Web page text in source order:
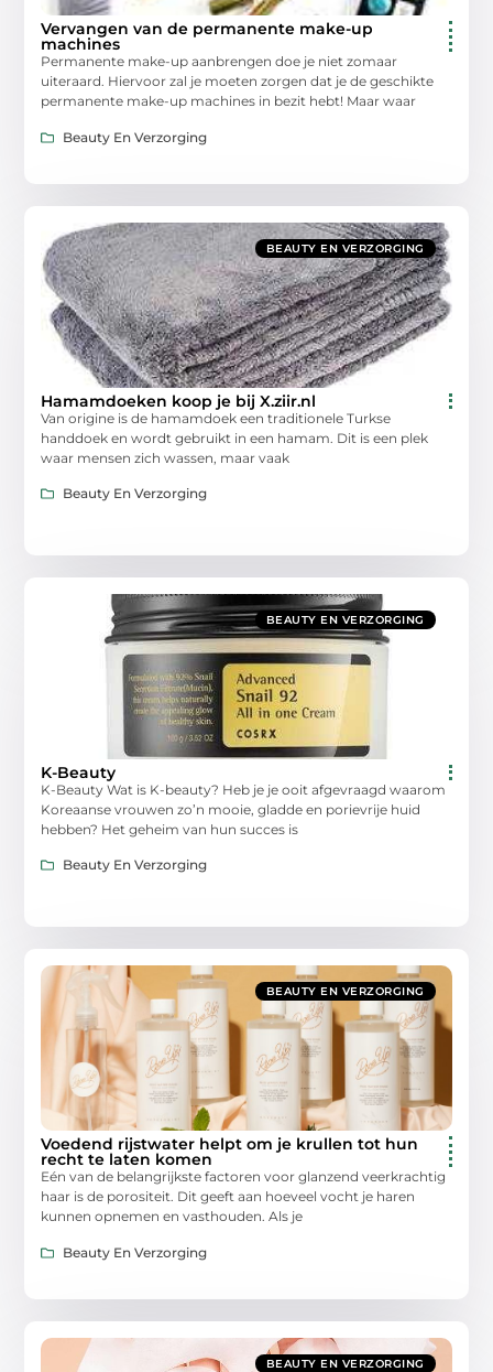
Vervangen van de permanente make-up
machines
Permanente make-up aanbrengen doe je niet zomaar
uiteraard. Hiervoor zal je moeten zorgen dat je de geschikte
permanente make-up machines in bezit hebt! Maar waar
Beauty En Verzorging
BEAUTY EN VERZORGING
Hamamdoeken koop je bij X.ziir.nl
Van origine is de hamamdoek een traditionele Turkse
handdoek en wordt gebruikt in een hamam. Dit is een plek
waar mensen zich wassen, maar vaak
Beauty En Verzorging
BEAUTY EN VERZORGING
K-Beauty
K-Beauty Wat is K-beauty? Heb je je ooit afgevraagd waarom
Koreaanse vrouwen zo’n mooie, gladde en porievrije huid
hebben? Het geheim van hun succes is
Beauty En Verzorging
BEAUTY EN VERZORGING
Voedend rijstwater helpt om je krullen tot hun
recht te laten komen
Eén van de belangrijkste factoren voor glanzend veerkrachtig
haar is de porositeit. Dit geeft aan hoeveel vocht je haren
kunnen opnemen en vasthouden. Als je
Beauty En Verzorging
BEAUTY EN VERZORGING